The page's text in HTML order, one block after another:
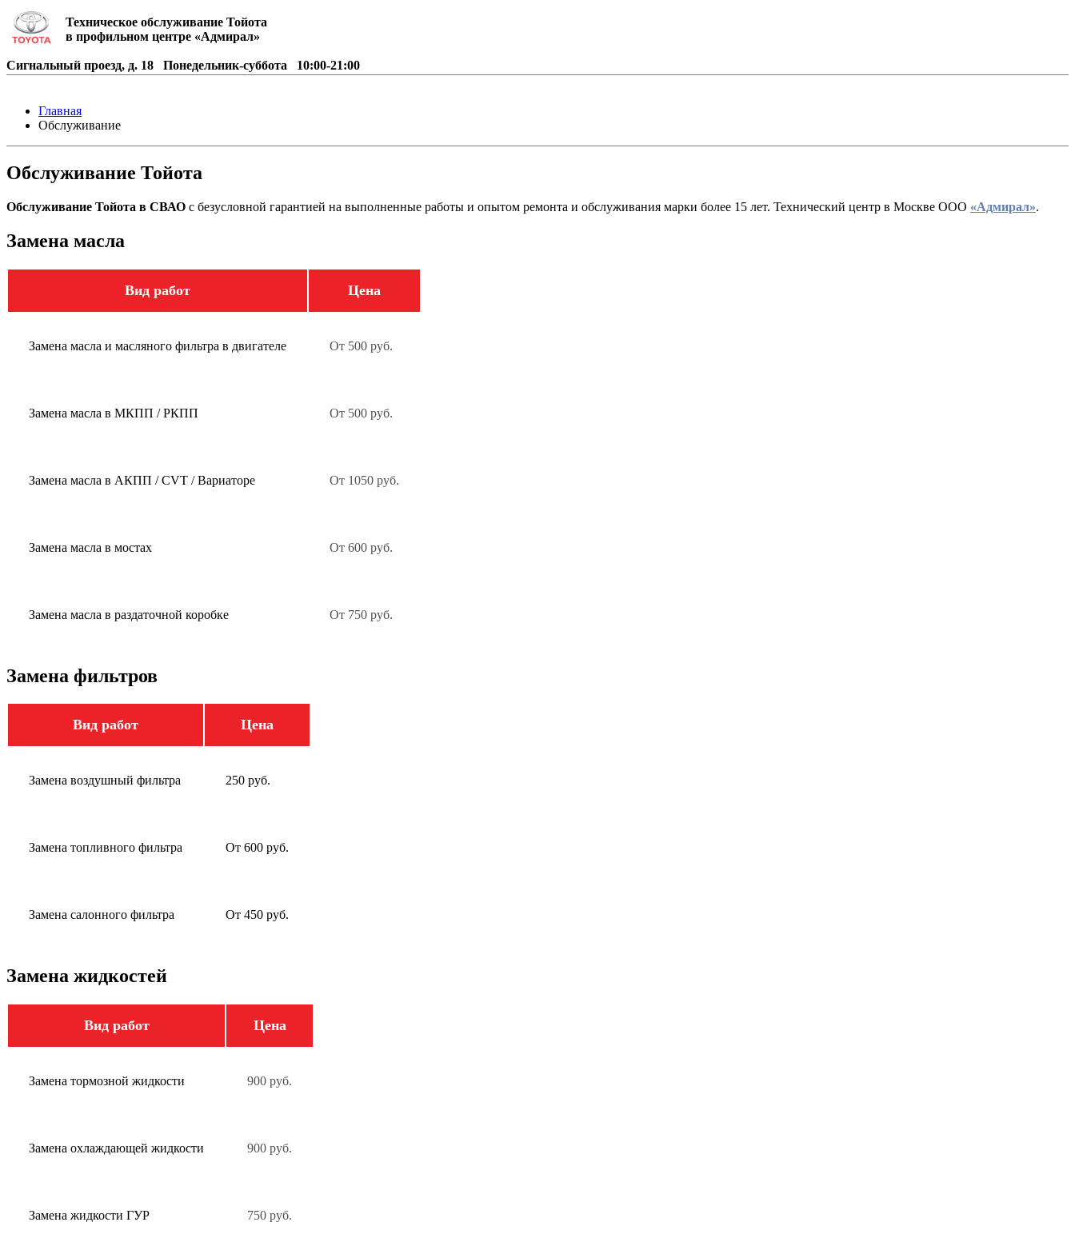
Техническое обслуживание Тойота
в профильном центре «Адмирал»
Сигнальный проезд, д. 18 Понедельник-суббота 10:00-21:00
Главная
Обслуживание
Обслуживание Тойота
Обслуживание Тойота в СВАО с безусловной гарантией на выполненные работы и опытом ремонта и обслуживания марки более 15 лет. Технический центр в Москве ООО «Адмирал».
Замена масла
Вид работ Цена
Замена масла и масляного фильтра в двигателе От 500 руб.
Замена масла в МКПП / РКПП От 500 руб.
Замена масла в АКПП / CVT / Вариаторе От 1050 руб.
Замена масла в мостах От 600 руб.
Замена масла в раздаточной коробке От 750 руб.
Замена фильтров
Вид работ Цена
Замена воздушный фильтра 250 руб.
Замена топливного фильтра От 600 руб.
Замена салонного фильтра От 450 руб.
Замена жидкостей
Вид работ Цена
Замена тормозной жидкости 900 руб.
Замена охлаждающей жидкости 900 руб.
Замена жидкости ГУР 750 руб.